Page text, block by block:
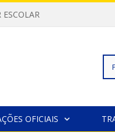
OFICIAIS